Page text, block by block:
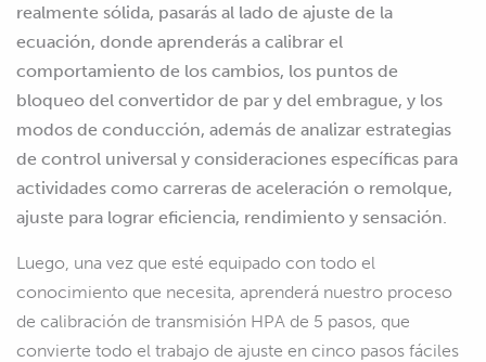
realmente sólida, pasarás al lado de ajuste de la
ecuación, donde aprenderás a calibrar el
comportamiento de los cambios, los puntos de
bloqueo del convertidor de par y del embrague, y los
modos de conducción, además de analizar estrategias
de control universal y consideraciones específicas para
actividades como carreras de aceleración o remolque,
ajuste para lograr eficiencia, rendimiento y sensación.
Luego, una vez que esté equipado con todo el
conocimiento que necesita, aprenderá nuestro proceso
de calibración de transmisión HPA de 5 pasos, que
convierte todo el trabajo de ajuste en cinco pasos fáciles